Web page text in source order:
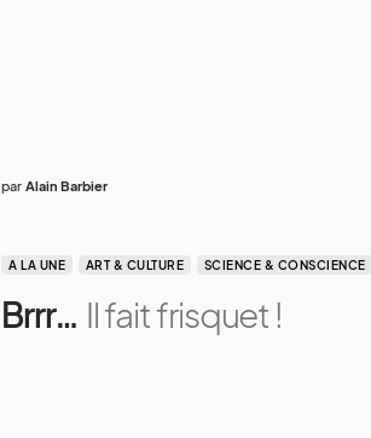
par Alain Barbier
A LA UNE ART & CULTURE SCIENCE & CONSCIENCE
Brrr… Il fait frisquet !